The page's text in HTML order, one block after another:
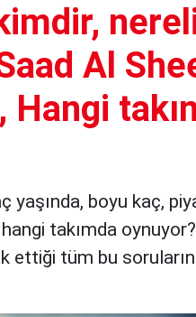
Al
Hangi
yaşında, boyu kaç,
takımda
ettiği tüm bu